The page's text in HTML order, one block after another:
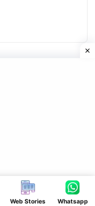
Web Stories Whatsapp